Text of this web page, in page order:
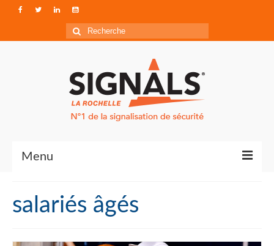
Rechercher
:
Menu
Qui sommes-nous ?
Accéder à Signals
salariés âgés